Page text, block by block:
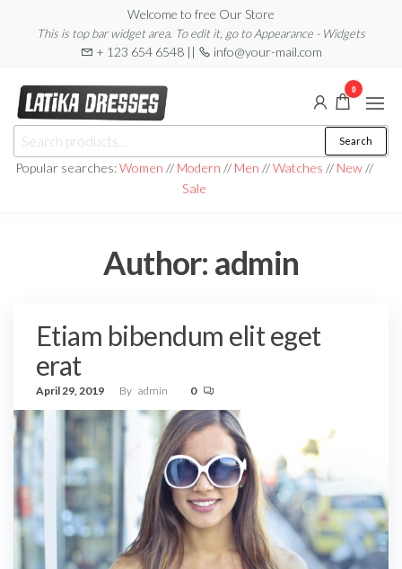
content
Welcome to free Our Store
This is top bar widget area. To edit it, go to Appearance - Widgets
+ 123 654 6548 || info@your-mail.com
Latika
Dresses
for:
Search
Popular searches:Women // Modern // Men //Watches // New//
Sale
0
Author: admin
Etiam bibendum elit eget
erat
April 29, 2019 By admin 0